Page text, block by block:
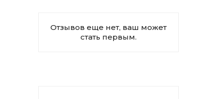
Отзывов еще нет, ваш может
стать первым.